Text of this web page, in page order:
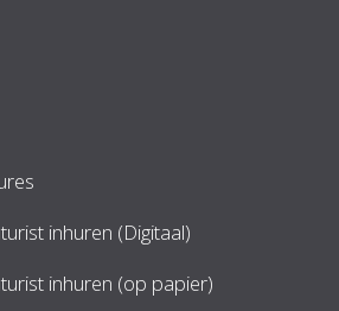
inhuren (Digitaal)
inhuren (op papier)